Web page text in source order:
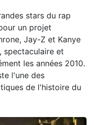
stars du rap
un projet
Jay-Z et Kanye
spectaculaire et
les années 2010.
l'une des
de l'histoire du